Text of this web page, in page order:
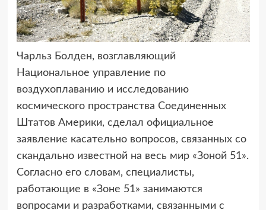
Чарльз Болден, возглавляющий
Национальное управление по
воздухоплаванию и исследованию
космического пространства Соединенных
Штатов Америки, сделал официальное
заявление касательно вопросов, связанных со
скандально известной на весь мир «Зоной 51».
Согласно его словам, специалисты,
работающие в «Зоне 51» занимаются
вопросами и разработками, связанными с